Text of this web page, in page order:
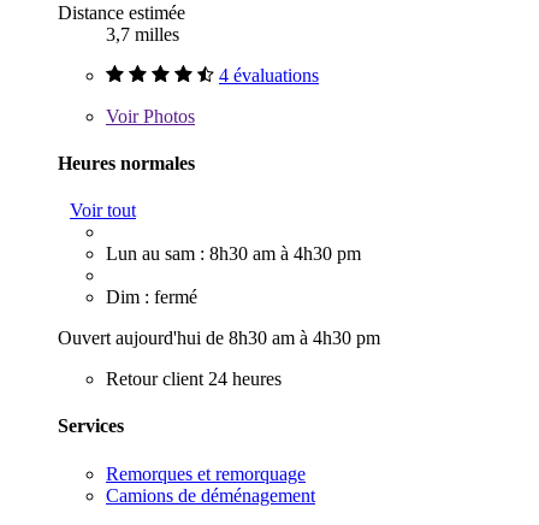
Distance estimée
3,7 milles
4 évaluations
VoirPhotos
Heures normales
Voir tout
Lun au sam : 8h30 am à 4h30 pm
Dim : fermé
Ouvert aujourd'hui de 8h30 am à 4h30 pm
Retour client 24 heures
Services
Remorques et remorquage
Camions de déménagement